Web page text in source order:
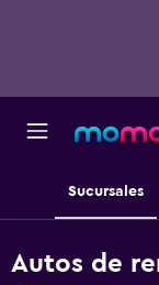
Sucursales
Autos de